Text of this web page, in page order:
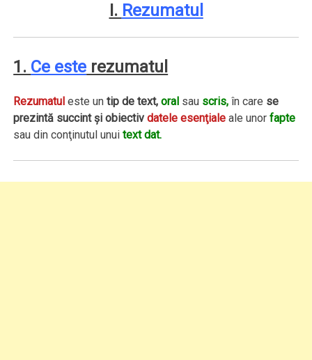
I. Rezumatul
1. Ce este rezumatul
Rezumatul este untip de text,oral sau scris, în care se
prezintă succint şi obiectivdatele esenţiale ale unorfapte
sau din conţinutul unuitext dat.